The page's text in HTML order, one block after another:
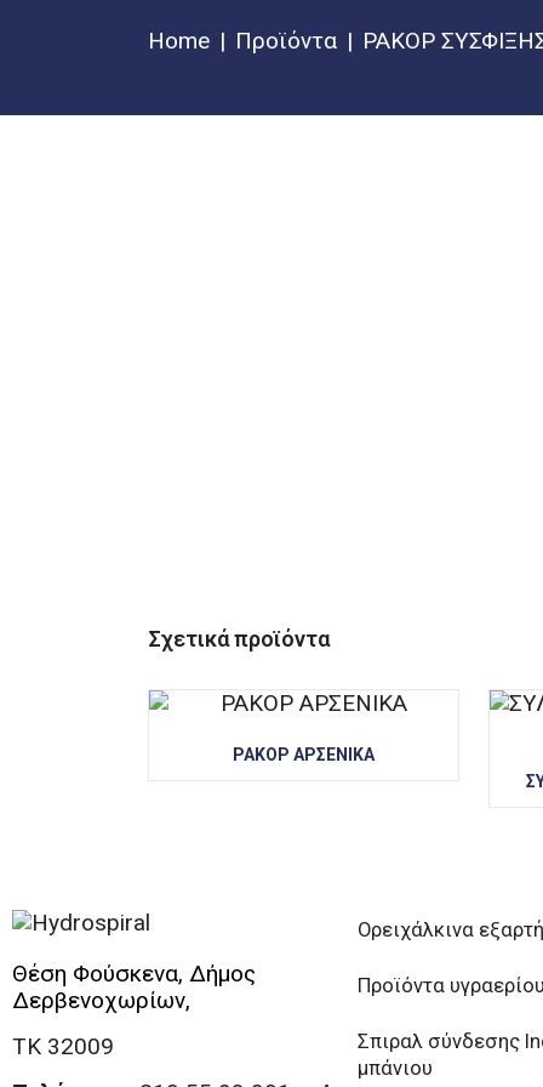
Home Προϊόντα ΡΑΚΟΡ
Σχετικά προϊόντα
ΡΑΚΟΡ ΑΡΣΕΝΙΚΑ
Θέση Φούσκενα, Δήμος
Δερβενοχωρίων,
ΤΚ 32009
Ορειχάλκινα
Προϊόντα υγραερίου
Σπιραλ σύνδεσης
μπάνιου